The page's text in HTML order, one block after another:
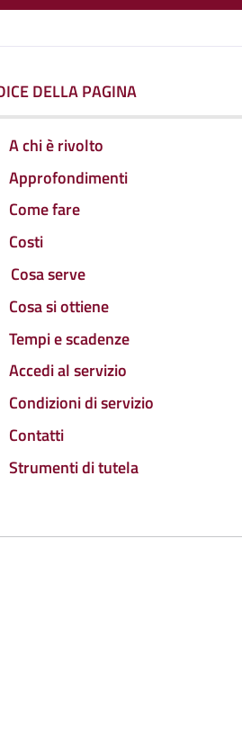
DELLA PAGINA
A chi è rivolto
Approfondimenti
Come fare
Costi
Cosa serve
Cosa si ottiene
Tempi e scadenze
Accedi al servizio
Condizioni di servizio
Contatti
Strumenti di tutela